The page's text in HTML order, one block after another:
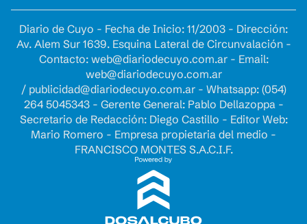
Diario de Cuyo - Fecha de Inicio: 11/2003 - Dirección:
Av. Alem Sur 1639. Esquina Lateral de Circunvalación -
Contacto: web@diariodecuyo.com.ar- Email:
web@diariodecuyo.com.ar
/ publicidad@diariodecuyo.com.ar- Whatsapp: (054)
264 5045343 - Gerente General: Pablo Dellazoppa -
Secretario de Redacción: Diego Castillo - Editor Web:
Mario Romero - Empresa propietaria del medio -
FRANCISCO MONTES S.A.C.I.F.